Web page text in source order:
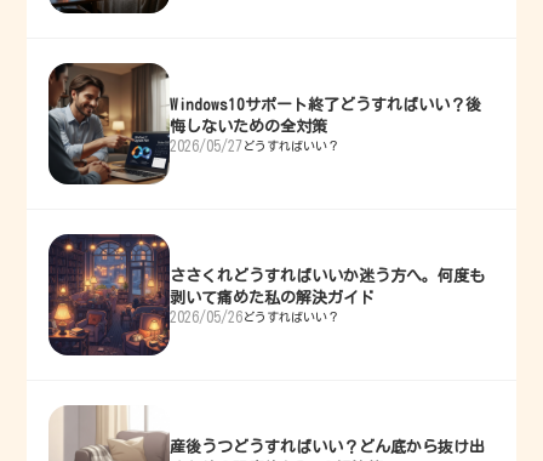
Windows10サポート終了どうすればいい？後
悔しないための全対策
2026/05/27 どうすればいい？
ささくれどうすればいいか迷う方へ。何度も
剥いて痛めた私の解決ガイド
2026/05/26どうすればいい？
産後うつどうすればいい？どん底から抜け出